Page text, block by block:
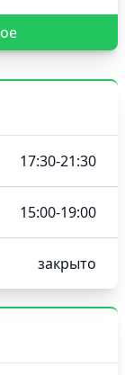
17:30-21:30
15:00-19:00
закрыто